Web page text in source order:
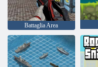
Battaglia Area